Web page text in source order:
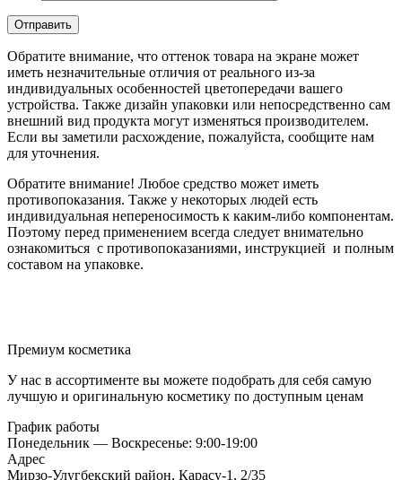
Обратите внимание, что оттенок товара на экране может
иметь незначительные отличия от реального из-за
индивидуальных особенностей цветопередачи вашего
устройства. Также дизайн упаковки или непосредственно сам
внешний вид продукта могут изменяться производителем.
Если вы заметили расхождение, пожалуйста, сообщите нам
для уточнения.
Обратите внимание! Любое средство может иметь
противопоказания. Также у некоторых людей есть
индивидуальная непереносимость к каким-либо компонентам.
Поэтому перед применением всегда следует внимательно
ознакомиться с противопоказаниями, инструкцией и полным
составом на упаковке.
Премиум косметика
У нас в ассортименте вы можете подобрать для себя самую
лучшую и оригинальную косметику по доступным ценам
График работы
Понедельник — Воскресенье: 9:00-19:00
Адрес
Мирзо-Улугбекский район, Карасу-1, 2/35